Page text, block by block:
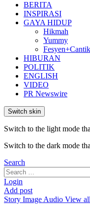
BERITA
INSPIRASI
GAYA HIDUP
Hikmah
Yummy
Fesyen+Cantik
HIBURAN
POLITIK
ENGLISH
VIDEO
PR Newswire
Switch skin
Switch to the light mode
Switch to the dark mode
Search
Search
for:
Login
Add post
Story Image Audio View